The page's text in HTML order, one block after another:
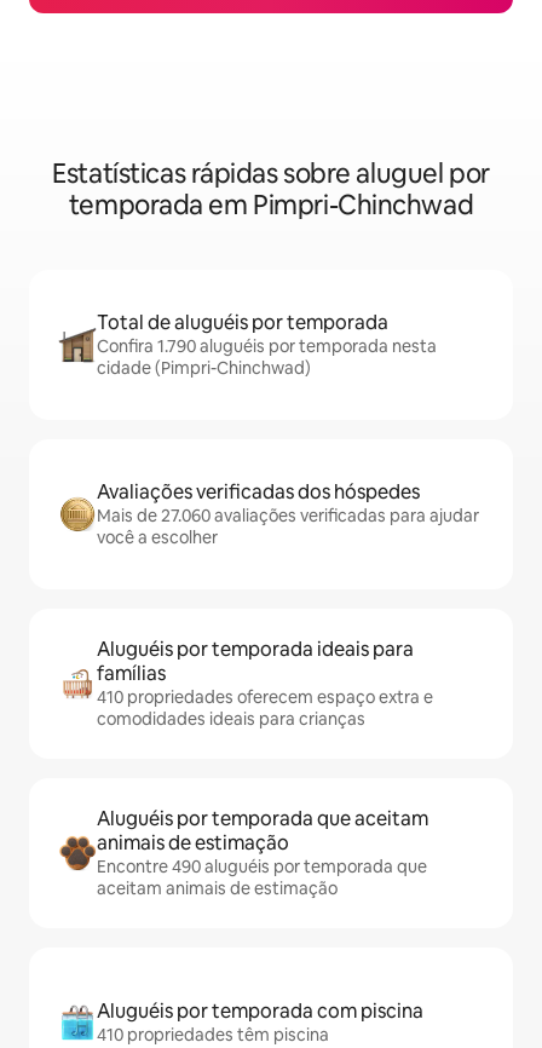
Estatísticas rápidas sobre aluguel por
temporada em Pimpri-Chinchwad
Total de aluguéis por temporada
Confira 1.790 aluguéis por temporada nesta
cidade (Pimpri-Chinchwad)
Avaliações verificadas dos hóspedes
Mais de 27.060 avaliações verificadas para ajudar
você a escolher
Aluguéis por temporada ideais para
famílias
410 propriedades oferecem espaço extra e
comodidades ideais para crianças
Aluguéis por temporada que aceitam
animais de estimação
Encontre 490 aluguéis por temporada que
aceitam animais de estimação
Aluguéis por temporada com piscina
410 propriedades têm piscina